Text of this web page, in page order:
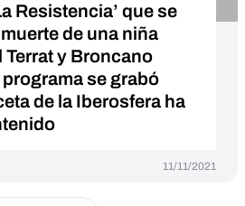
Resistencia’ que se
de una niña
y Broncano
se grabó
de la Iberosfera ha
11/11/2021